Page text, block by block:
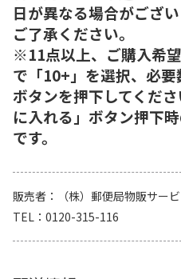
日が異なる場合がござ
ご了承ください。
※11点以上、ご購入希
で「10+」を選択、必要
ボタンを押下してくだ
に入れる」ボタン押下
です。
販売者
（株）郵便局物販サー
TEL
0120-315-116